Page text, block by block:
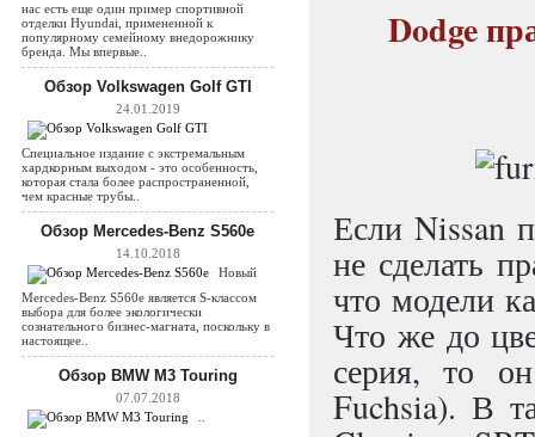
нас есть еще один пример спортивной
отделки Hyundai, примененной к
популярному семейному внедорожнику
бренда. Мы впервые..
Обзор Volkswagen Golf GTI
24.01.2019
Специальное издание с экстремальным
хардкорным выходом - это особенность,
которая стала более распространенной,
чем красные трубы..
Обзор Mercedes-Benz S560e
14.10.2018
Новый
Mercedes-Benz S560e является S-классом
выбора для более экологически
сознательного бизнес-магната, поскольку в
настоящее..
Обзор BMW M3 Touring
07.07.2018
Dodge
Если Nissan
не сделать
что модели
Что же до
серия, то
Fuchsia). В